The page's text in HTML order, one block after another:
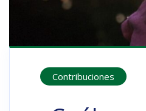
Contribuciones